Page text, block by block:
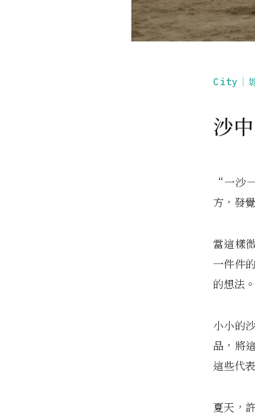
City｜
沙
“一沙
方，發
當這樣
一件件
的想法。
小小的
品，將
這些代
夏天，